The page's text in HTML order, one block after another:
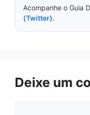
Acompanhe o Guia
(Twitter).
Deixe um